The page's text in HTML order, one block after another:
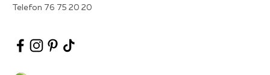
Telefon 76 75 20 20